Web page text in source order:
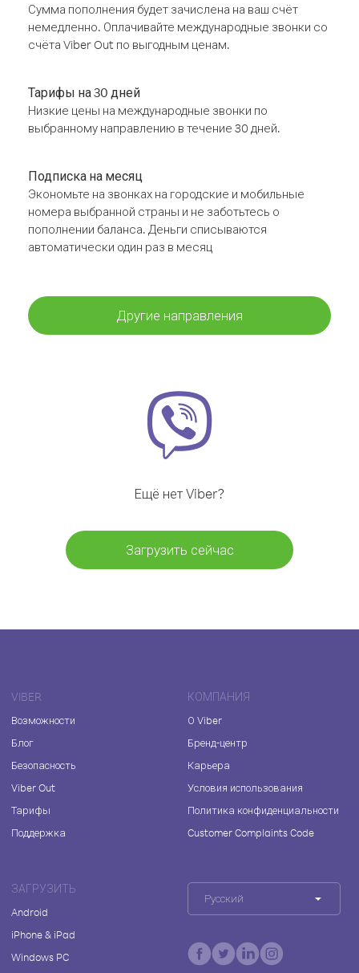
Сумма пополнения будет зачислена на ваш счёт
немедленно. Оплачивайте международные звонки со
счёта Viber Out по выгодным ценам.
Тарифы на 30 дней
Низкие цены на международные звонки по
выбранному направлению в течение 30 дней.
Подписка на месяц
Экономьте на звонках на городские и мобильные
номера выбранной страны и не заботьтесь о
пополнении баланса. Деньги списываются
автоматически один раз в месяц
Другие направления
Ещё нет Viber?
Загрузить сейчас
VIBER
Возможности
Блог
Безопасность
Viber Out
Тарифы
Поддержка
КОМПАНИЯ
О Viber
Бренд-центр
Карьера
Условия использования
Политика конфиденциальности
Customer Complaints Code
ЗАГРУЗИТЬ
Android
iPhone & iPad
Windows PC
Русский